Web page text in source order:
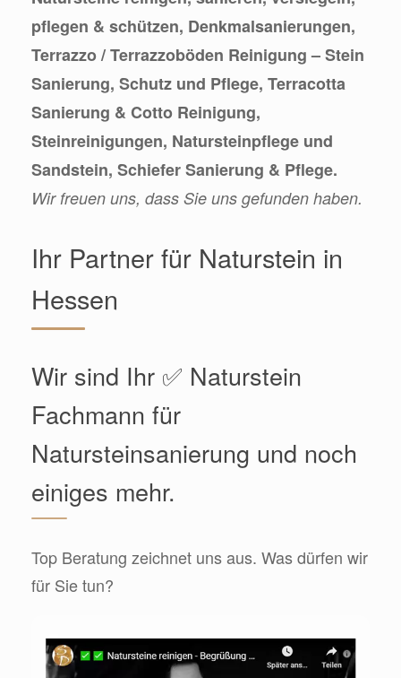
pflegen & schützen, Denkmalsanierungen,
Terrazzo / Terrazzoböden Reinigung – Stein
Sanierung, Schutz und Pflege, Terracotta
Sanierung & Cotto Reinigung,
Steinreinigungen, Natursteinpflege und
Sandstein, Schiefer Sanierung & Pflege.
Wir freuen uns, dass Sie uns gefunden haben.
Ihr Partner für Naturstein in
Hessen
Wir sind Ihr ✅ Naturstein
Fachmann für
Natursteinsanierung und noch
einiges mehr.
Top Beratung zeichnet uns aus. Was dürfen wir
für Sie tun?